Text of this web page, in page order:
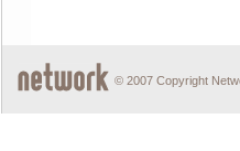
© 2007 Copyright